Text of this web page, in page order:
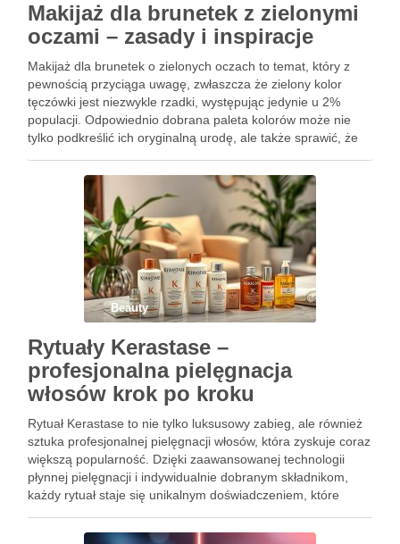
Makijaż dla brunetek z zielonymi
oczami – zasady i inspiracje
Makijaż dla brunetek o zielonych oczach to temat, który z
pewnością przyciąga uwagę, zwłaszcza że zielony kolor
tęczówki jest niezwykle rzadki, występując jedynie u 2%
populacji. Odpowiednio dobrana paleta kolorów może nie
tylko podkreślić ich oryginalną urodę, ale także sprawić, że
Wybór kosmetyków …
Beauty
Rytuały Kerastase –
profesjonalna pielęgnacja
włosów krok po kroku
Rytuał Kerastase to nie tylko luksusowy zabieg, ale również
sztuka profesjonalnej pielęgnacji włosów, która zyskuje coraz
większą popularność. Dzięki zaawansowanej technologii
płynnej pielęgnacji i indywidualnie dobranym składnikom,
każdy rytuał staje się unikalnym doświadczeniem, które
fryzjerskich oraz w domowej pielęgnacji, rytuały te oferują